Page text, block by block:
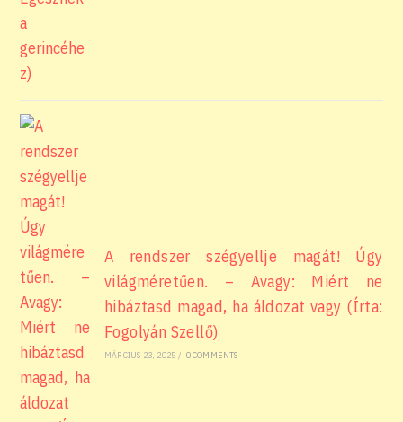
A rendszer szégyellje magát! Úgy
világméretűen. – Avagy: Miért ne
hibáztasd magad, ha áldozat vagy (Írta:
Fogolyán Szellő)
MÁRCIUS 23, 2025 / 0 COMMENTS